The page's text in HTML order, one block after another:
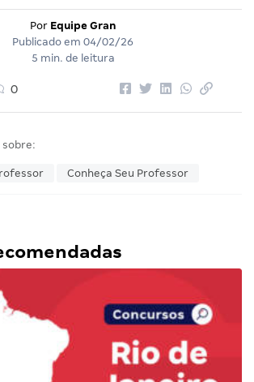
Por Equipe Gran
Publicado em 04/02/26
5 min. de leitura
0
sobre:
Conheça Seu Professor